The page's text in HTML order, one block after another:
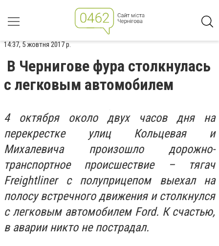
14:37, 5 жовтня 2017 р.
В Чернигове фура столкнулась
с легковым автомобилем
4 октября около двух часов дня на
перекрестке улиц Кольцевая и
Михалевича произошло дорожно-
транспортное происшествие – тягач
Freightliner с полуприцепом выехал на
полосу встречного движения и столкнулся
с легковым автомобилем Ford. К счастью,
в аварии никто не пострадал.